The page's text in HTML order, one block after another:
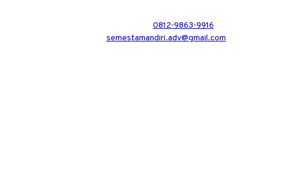
0812-9863-9916
semestamandiri.adv@gmail.com